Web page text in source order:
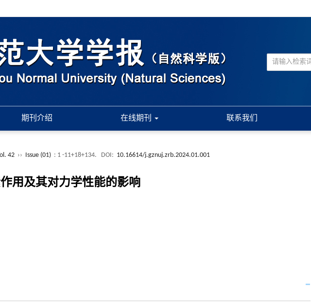
期刊介绍 在线期刊 联系我们
42 ›› Issue (01) : 1 -11+18+134. DOI: 10.16614/j.gznuj.zrb.2024.01.001
用及其对力学性能的影响